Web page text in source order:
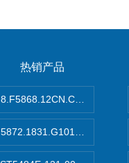
热销产品
8.F5868.12CN.C122德国
5872.1831.G101德国库伯勒